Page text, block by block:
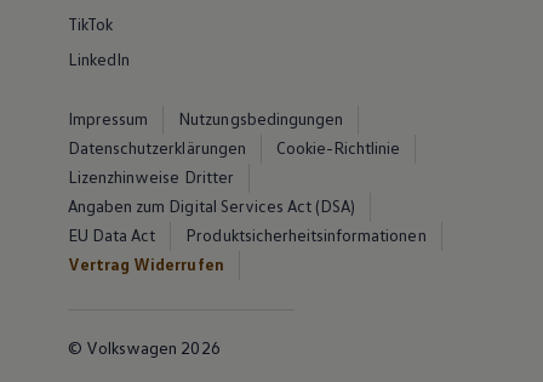
TikTok
LinkedIn
Impressum
Nutzungsbedingungen
Datenschutzerklärungen
Cookie-Richtlinie
Lizenzhinweise Dritter
Angaben zum Digital Services Act (DSA)
EU Data Act
Produktsicherheitsinformationen
Vertrag Widerrufen
© Volkswagen 2026